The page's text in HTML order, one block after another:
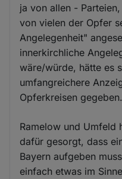
ja von allen -
von vielen der Opfer
Angelegenheit"
innerkirchliche
wäre/würde, hätte es
umfangreichere
Opferkreisen gegeben.
Ramelow und Umfeld
dafür gesorgt, dass
Bayern aufgeben
einfach etwas im